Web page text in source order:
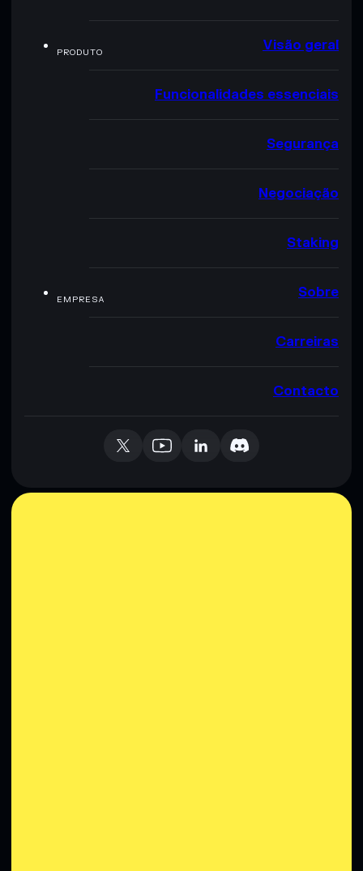
PRODUTO Visão geral
Funcionalidades essenciais
Segurança
Negociação
Staking
EMPRESA Sobre
Carreiras
Contacto